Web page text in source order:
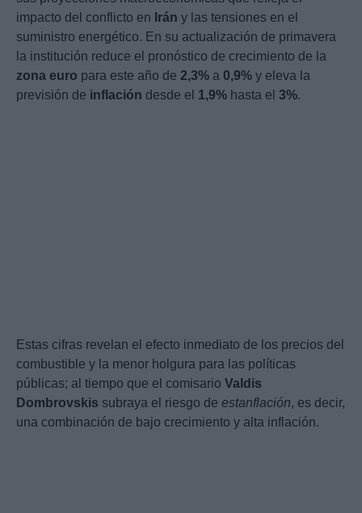
impacto del conflicto en Irán y las tensiones en el
suministro energético. En su actualización de primavera
la institución reduce el pronóstico de crecimiento de la
zona euro para este año de 2,3% a 0,9% y eleva la
previsión de inflación desde el 1,9% hasta el 3%.
Estas cifras revelan el efecto inmediato de los precios del
combustible y la menor holgura para las políticas
públicas; al tiempo que el comisario Valdis
Dombrovskis subraya el riesgo de estanflación, es decir,
una combinación de bajo crecimiento y alta inflación.